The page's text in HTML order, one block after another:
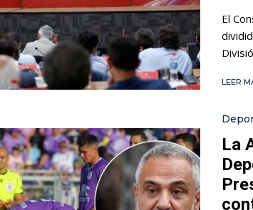
El
LEER
La